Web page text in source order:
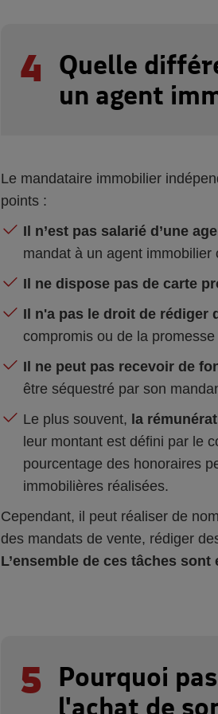
4
Quelle
un agent
Le mandataire immobilier
points :
Il n’est pas salarié d’une
mandat à un agent
Il ne dispose pas de carte
Il n'a pas le droit de rédiger
compromis ou de la
Il ne peut pas recevoir de
être séquestré par son
Le plus souvent, la
leur montant est défini par le
pourcentage des honoraires
immobilières réalisées.
Cependant, il peut réaliser de
des mandats de vente, rédiger
L’ensemble de ces tâches
5
Pourquoi
l'achat de